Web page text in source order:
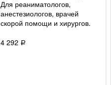
Для реаниматологов,
анестезиологов, врачей
скорой помощи и хирургов.
4 292 Р